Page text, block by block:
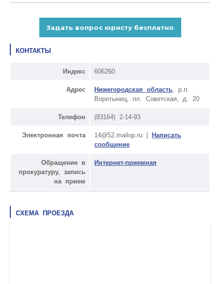
КОНТАКТЫ
Индекс 606260
Адрес Нижегородская область , р.п.
Воротынец, пл. Советская, д. 20
Телефон (83164) 2-14-93
Электронная почта 14@52.mailop.ru |
Написать
сообщение
Обращение в
прокуратуру, запись
на прием
Интернет-приемная
СХЕМА ПРОЕЗДА